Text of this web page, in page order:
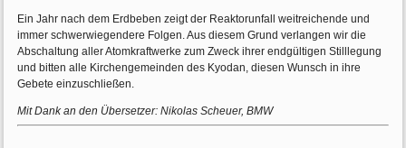
Ein Jahr nach dem Erdbeben zeigt der Reaktorunfall weitreichende und
immer schwerwiegendere Folgen. Aus diesem Grund verlangen wir die
Abschaltung aller Atomkraftwerke zum Zweck ihrer endgültigen Stilllegung
und bitten alle Kirchengemeinden des Kyodan, diesen Wunsch in ihre
Gebete einzuschließen.
Mit Dank an den Übersetzer: Nikolas Scheuer, BMW